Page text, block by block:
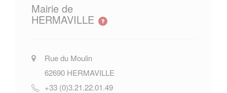
Mairie de
HERMAVILLE
Rue du Moulin
62690 HERMAVILLE
+33 (0)3.21.22.01.49